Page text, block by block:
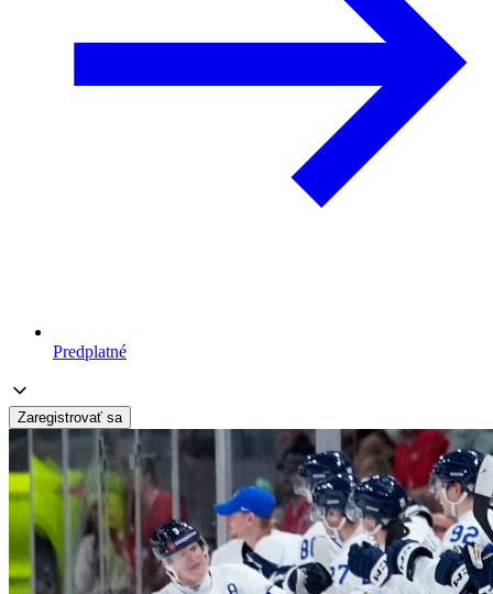
Predplatné
Zaregistrovať sa